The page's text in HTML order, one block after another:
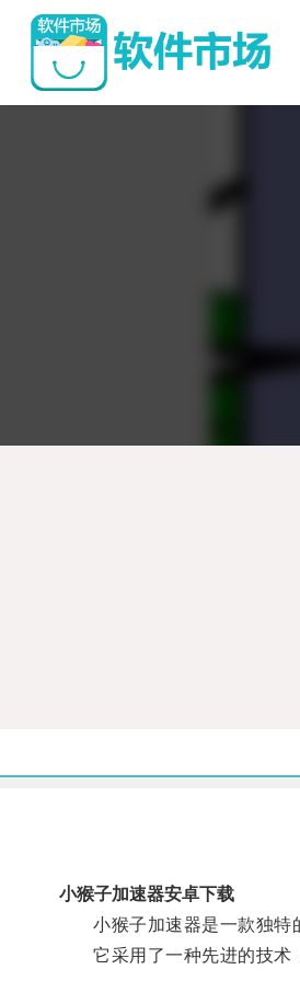
小猴子加速器安卓下载
小猴子加速器是一款独特的
它采用了一种先进的技术，